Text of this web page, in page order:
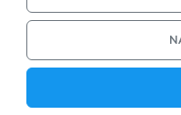
© 2026ZONER a.s.